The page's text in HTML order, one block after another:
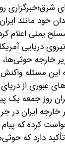
خود مانند
خارجه
این مسئله
عبوری از
ایران روز جمعه
خارجه ایران
کرده که
تأکید دارد که